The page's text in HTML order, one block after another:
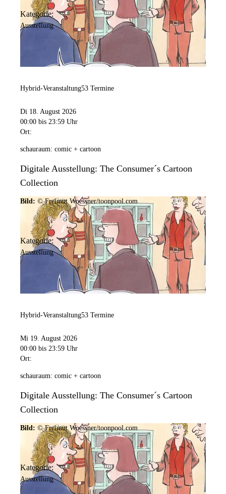
Kategorie:
Ausstellung
Hybrid-Veranstaltung53 Termine
Di 18. August 2026
00:00 bis 23:59 Uhr
Ort:
schauraum: comic + cartoon
Digitale Ausstellung: The Consumer´s Cartoon
Collection
Bild: © Freimut Woessner/toonpool.com
Kategorie:
Ausstellung
Hybrid-Veranstaltung53 Termine
Mi 19. August 2026
00:00 bis 23:59 Uhr
Ort:
schauraum: comic + cartoon
Digitale Ausstellung: The Consumer´s Cartoon
Collection
Bild: © Freimut Woessner/toonpool.com
Kategorie:
Ausstellung